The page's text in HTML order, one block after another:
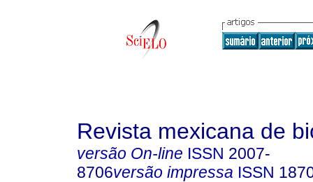
Revista mexicana de
versão On-line ISSN 2007-
8706versão impressa ISSN